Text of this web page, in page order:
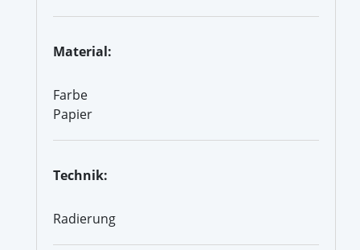
Material:
Farbe
Papier
Technik:
Radierung